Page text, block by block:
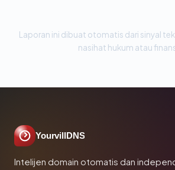
Laporan ini dibuat otomatis dari sinyal
nasihat hukum atau
YourvillDNS
Intelijen domain otomatis dan